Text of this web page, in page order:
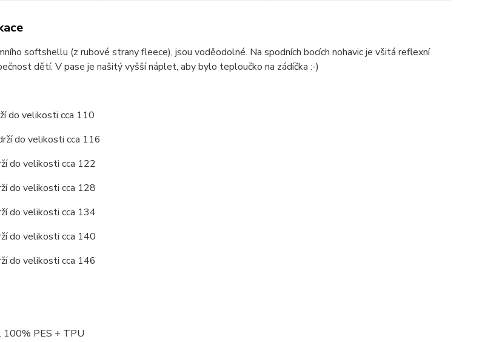
softshellu (z rubové strany fleece), jsou voděodolné. Na spodních bocích nohavic je všitá reflexní
dětí. V pase je našitý vyšší náplet, aby bylo teploučko na zádíčka :-)
do velikosti cca 110
do velikosti cca 116
do velikosti cca 122
do velikosti cca 128
do velikosti cca 134
do velikosti cca 140
do velikosti cca 146
100% PES + TPU